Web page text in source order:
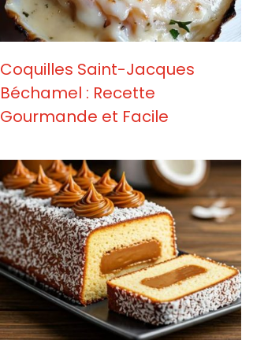
Coquilles Saint-Jacques
Béchamel : Recette
Gourmande et Facile